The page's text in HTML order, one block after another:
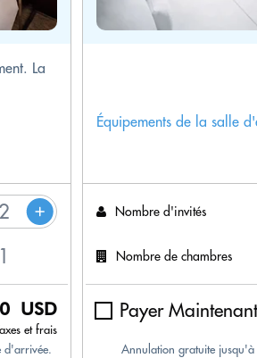
La
USD
et frais
d'arrivée.
Équipements de la salle
Nombre d'invités
Nombre de chambres
Payer
Annulation gratuite